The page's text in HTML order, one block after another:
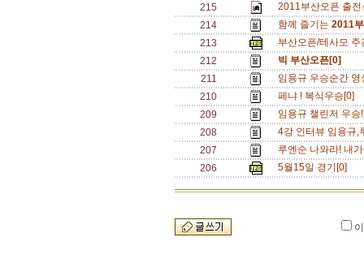
215
2011부산오픈 출
214
함께 즐기는 2011
213
부산오픈/테사모
212
빅 부산오픈[0]
211
임용규 우승순간
210
페냐 ! 복식우승[0]
209
임용규 챌린저 우
208
4강 인터뷰 임용규
207
루엔순 나와라! 내
206
5월15일 경기[0]